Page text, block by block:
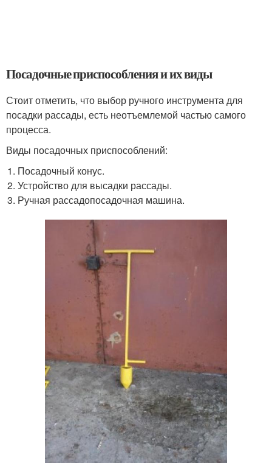
Посадочные приспособления и их виды
Стоит отметить, что выбор ручного инструмента для
посадки рассады, есть неотъемлемой частью самого
процесса.
Виды посадочных приспособлений:
Посадочный конус.
Устройство для высадки рассады.
Ручная рассадопосадочная машина.